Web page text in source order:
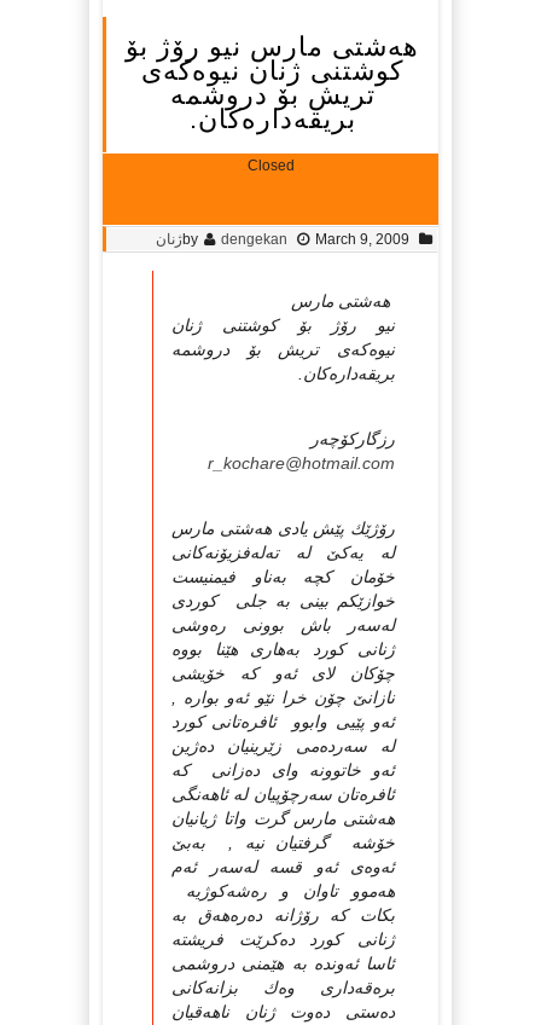
هه‌شتی مارس نیو رۆژ بۆ
كوشتنی ژنان نیوه‌كه‌ی
تریش بۆ دروشمه‌
بریقه‌داره‌كان.
Closed
by dengekan March 9, 2009 ژنان
هه‌شتی مارس
نیو رۆژ بۆ كوشتنی ژنان
نیوه‌كه‌ی تریش بۆ دروشمه‌
بریقه‌داره‌كان.
رزگاركۆچه‌ر
r_kochare@hotmail.com
رۆژێك پێش یادی هه‌شتی مارس
له‌ یه‌كێ‌ له‌ ته‌له‌فزیۆنه‌كانی
خۆمان كچه‌ به‌ناو فیمنیست
خوازێكم بینی به‌ جلی كوردی
له‌سه‌ر باش بوونی ره‌وشی
ژنانی كورد به‌هاری هێنا بووه‌
چۆكان لای ئه‌و كه‌ خۆیشی
نازانێ‌ چۆن خرا نێو ئه‌و بواره‌ ,
ئه‌و پێیی وابوو ئافره‌تانی كورد
له‌ سه‌رده‌می زێرینیان ده‌ژین
ئه‌و خاتوونه‌ وای ده‌زانی كه‌
ئافره‌تان سه‌رچۆپیان له‌ ئاهه‌نگی
هه‌شتی مارس گرت واتا ژیانیان
خۆشه‌ گرفتیان نیه‌ , به‌بێ‌
ئه‌وه‌ی ئه‌و قسه‌ له‌سه‌ر ئه‌م
هه‌موو تاوان و ره‌شه‌كوژیه‌
بكات كه‌ رۆژانه‌ ده‌ره‌هه‌ق به‌
ژنانی كورد ده‌كرێت فریشته‌
ئاسا ئه‌ونده‌ به‌ هێمنی دروشمی
بره‌قه‌داری وه‌ك بزانه‌كانی
ده‌ستی ده‌وت ژنان ناهه‌قیان